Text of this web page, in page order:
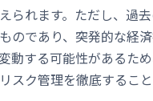
られます。ただし、過
のであり、突発的な経
動する可能性があるた
スク管理を徹底すること